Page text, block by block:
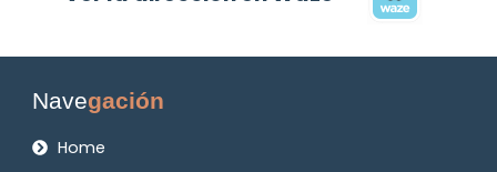
Navegación
Home